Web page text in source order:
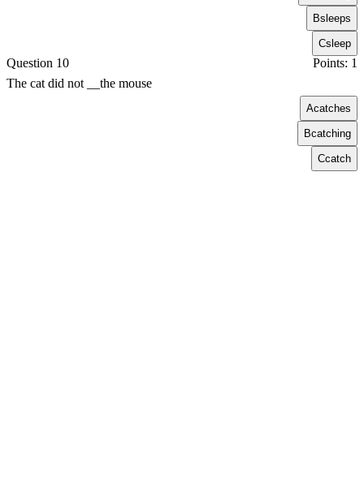
Bsleeps
Csleep
Question 10
Points: 1
The cat did not __the mouse
Acatches
Bcatching
Ccatch